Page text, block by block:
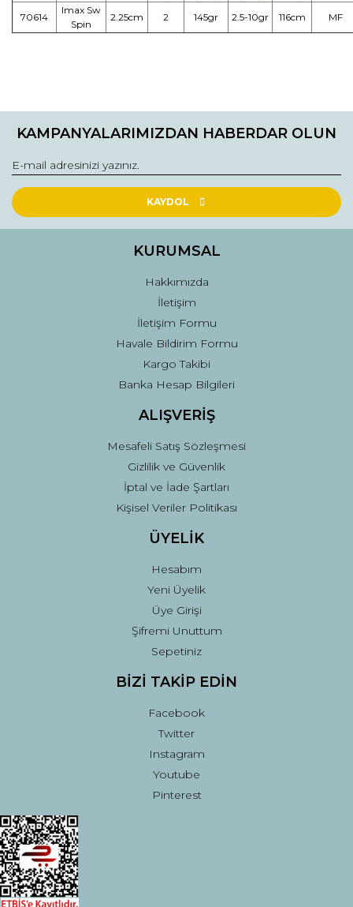
70614
Imax Sw
Spin
2.25cm 2 145gr 2.5-10gr 116cm MF
konularda yetersiz gördüğünüz noktaları öneri formunu
Görüş ve önerileriniz için teşekkür ederiz.
Ürün resmi kalitesiz, bozuk veya görüntülenemiyor.
Ürün açıklamasında eksik bilgiler bulunuyor.
Ürün fiyatı diğer sitelerden daha pahalı.
Gönder
KAMPANYALARIMIZDAN HABERDAR OLUN
KAYDOL
KURUMSAL
Hakkımızda
İletişim
İletişim Formu
Havale Bildirim Formu
Kargo Takibi
Banka Hesap Bilgileri
ALIŞVERİŞ
Mesafeli Satış Sözleşmesi
Gizlilik ve Güvenlik
İptal ve İade Şartları
Kişisel Veriler Politikası
ÜYELİK
Hesabım
Yeni Üyelik
Üye Girişi
Şifremi Unuttum
Sepetiniz
BİZİ TAKİP EDİN
Facebook
Twitter
Instagram
Youtube
Pinterest